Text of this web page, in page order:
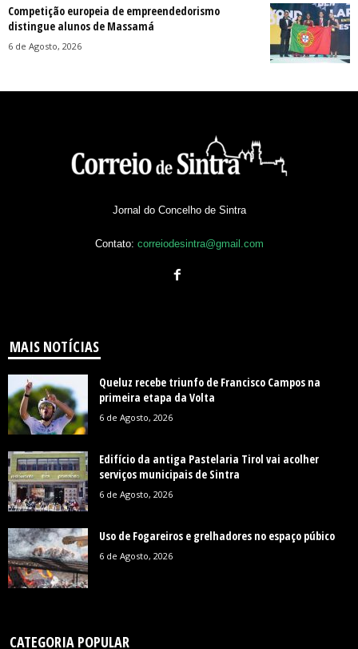
Competição europeia de empreendedorismo
distingue alunos de Massamá
6 de Agosto, 2026
Jornal do Concelho de Sintra
Contato: correiodesintra@gmail.com
MAIS NOTÍCIAS
Queluz recebe triunfo de Francisco Campos na
primeira etapa da Volta
6 de Agosto, 2026
Edifício da antiga Pastelaria Tirol vai acolher
serviços municipais de Sintra
6 de Agosto, 2026
Uso de Fogareiros e grelhadores no espaço púbico
6 de Agosto, 2026
CATEGORIA POPULAR